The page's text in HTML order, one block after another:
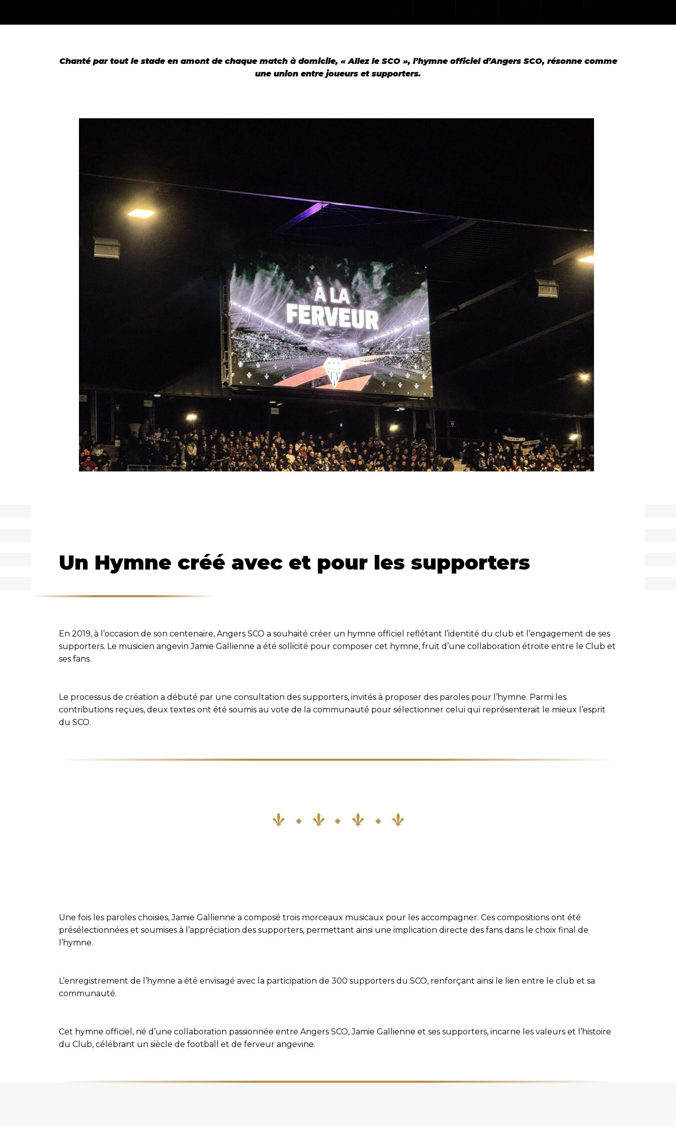
Chanté par tout le stade en amont de chaque match à domicile, « Allez le SCO », l’hymne officiel d’Angers SCO, résonne comme
une union entre joueurs et supporters.
Un Hymne créé avec et pour les supporters
En 2019, à l’occasion de son centenaire, Angers SCO a souhaité créer un hymne officiel reflétant l’identité du club et l’engagement de ses
supporters. Le musicien angevin Jamie Gallienne a été sollicité pour composer cet hymne, fruit d’une collaboration étroite entre le Club et
ses fans.
Le processus de création a débuté par une consultation des supporters, invités à proposer des paroles pour l’hymne. Parmi les
contributions reçues, deux textes ont été soumis au vote de la communauté pour sélectionner celui qui représenterait le mieux l’esprit
du SCO.
Une fois les paroles choisies, Jamie Gallienne a composé trois morceaux musicaux pour les accompagner. Ces compositions ont été
présélectionnées et soumises à l’appréciation des supporters, permettant ainsi une implication directe des fans dans le choix final de
l’hymne.
L’enregistrement de l’hymne a été envisagé avec la participation de 300 supporters du SCO, renforçant ainsi le lien entre le club et sa
communauté.
Cet hymne officiel, né d’une collaboration passionnée entre Angers SCO, Jamie Gallienne et ses supporters, incarne les valeurs et l’histoire
du Club, célébrant un siècle de football et de ferveur angevine.